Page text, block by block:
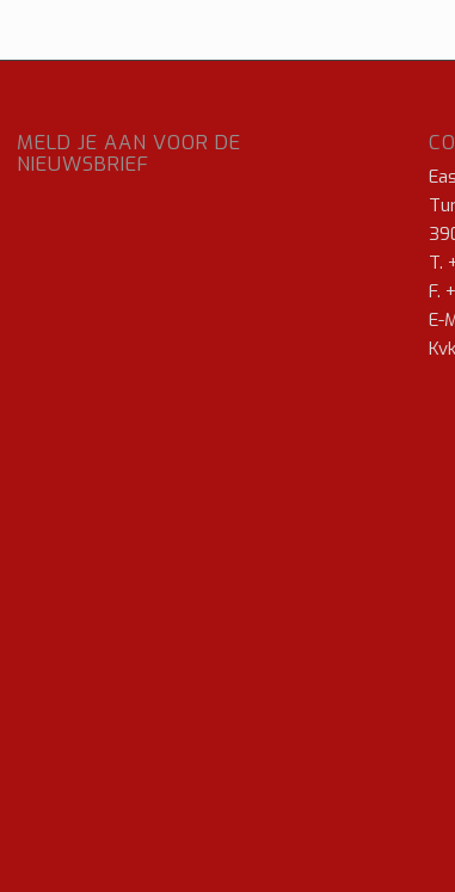
MELD JE AAN VOOR DE
NIEUWSBRIEF
T.
F.
E-